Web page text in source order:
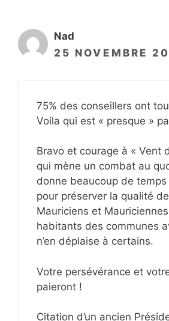
Nad
25 NOVEMBRE
75% des conseillers ont
Voila qui est « presque »
Bravo et courage à « Vent
qui mène un combat au
donne beaucoup de temps
pour préserver la qualité
Mauriciens et
habitants des communes
n’en déplaise à certains.
Votre persévérance et
paieront !
Citation d’un ancien